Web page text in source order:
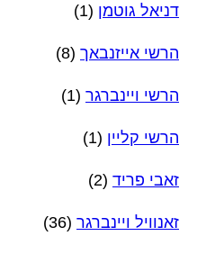
דניאל גוטמן (1)
הרשי אייזנבאך (8)
הרשי ויינברגר (1)
הרשי קליין (1)
זאבי פריד (2)
זאנוויל ויינברגר (36)